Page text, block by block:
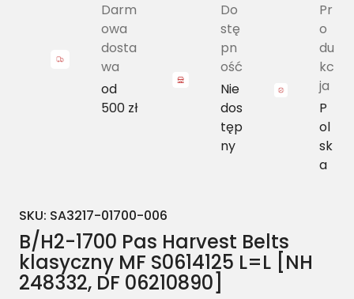
Darm
owa
dosta
wa
od
500 zł
Do
stę
pn
ość
Nie
dos
tęp
ny
Pr
o
du
kc
ja
P
ol
sk
a
SKU: SA3217-01700-006
B/H2-1700 Pas Harvest Belts
klasyczny MF S0614125 L=L [NH
248332, DF 06210890]